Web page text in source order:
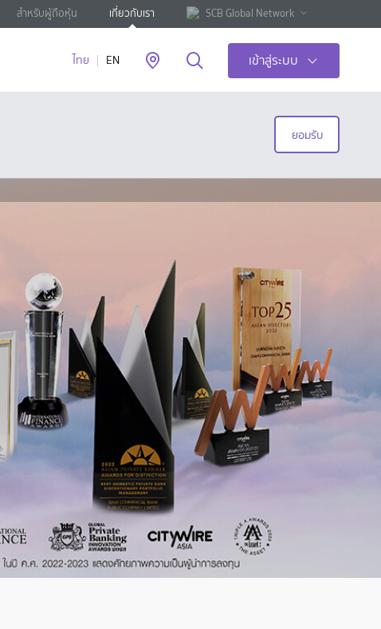
สำหรับผู้ถือหุ้น เกี่ยวกับเรา SCB Global Network
ไทย EN เข้าสู่ระบบ
ยอมรับ